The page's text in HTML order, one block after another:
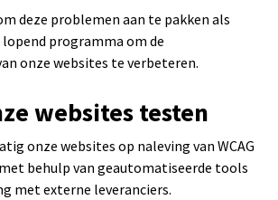
deze problemen aan te pakken als
lopend programma om de
onze websites te verbeteren.
websites testen
onze websites op naleving van WCAG
met behulp van geautomatiseerde tools
met externe leveranciers.